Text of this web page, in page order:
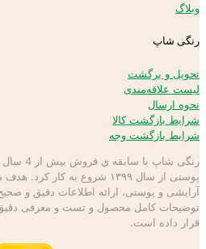
وبلاگ
رنگی شاپ
تحویل و برگشت
لیست علاقه‌مندی
نحوه ارسال
شرایط بازگشت کالا
شرایط بازگشت وجه
رنگی
پوستی از سال ۱۳۹۹ شروع به
آرایشی و پوستی، ارائه اطلاعات دقیق و
توضيحات كامل محصول و تست و معرفی
قرار داده است.